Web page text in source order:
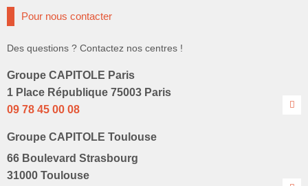
Pour nous contacter
Des questions ? Contactez nos centres !
Groupe CAPITOLE Paris
1 Place République 75003 Paris
09 78 45 00 08
Groupe CAPITOLE Toulouse
66 Boulevard Strasbourg
31000 Toulouse